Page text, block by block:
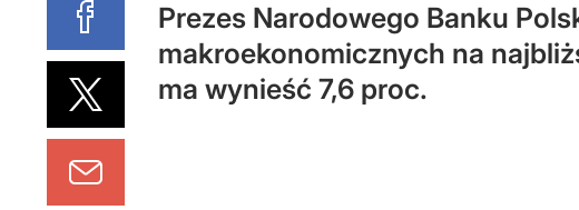
Prezes Narodowego Banku
makroekonomicznych na
ma wynieść 7,6 proc.